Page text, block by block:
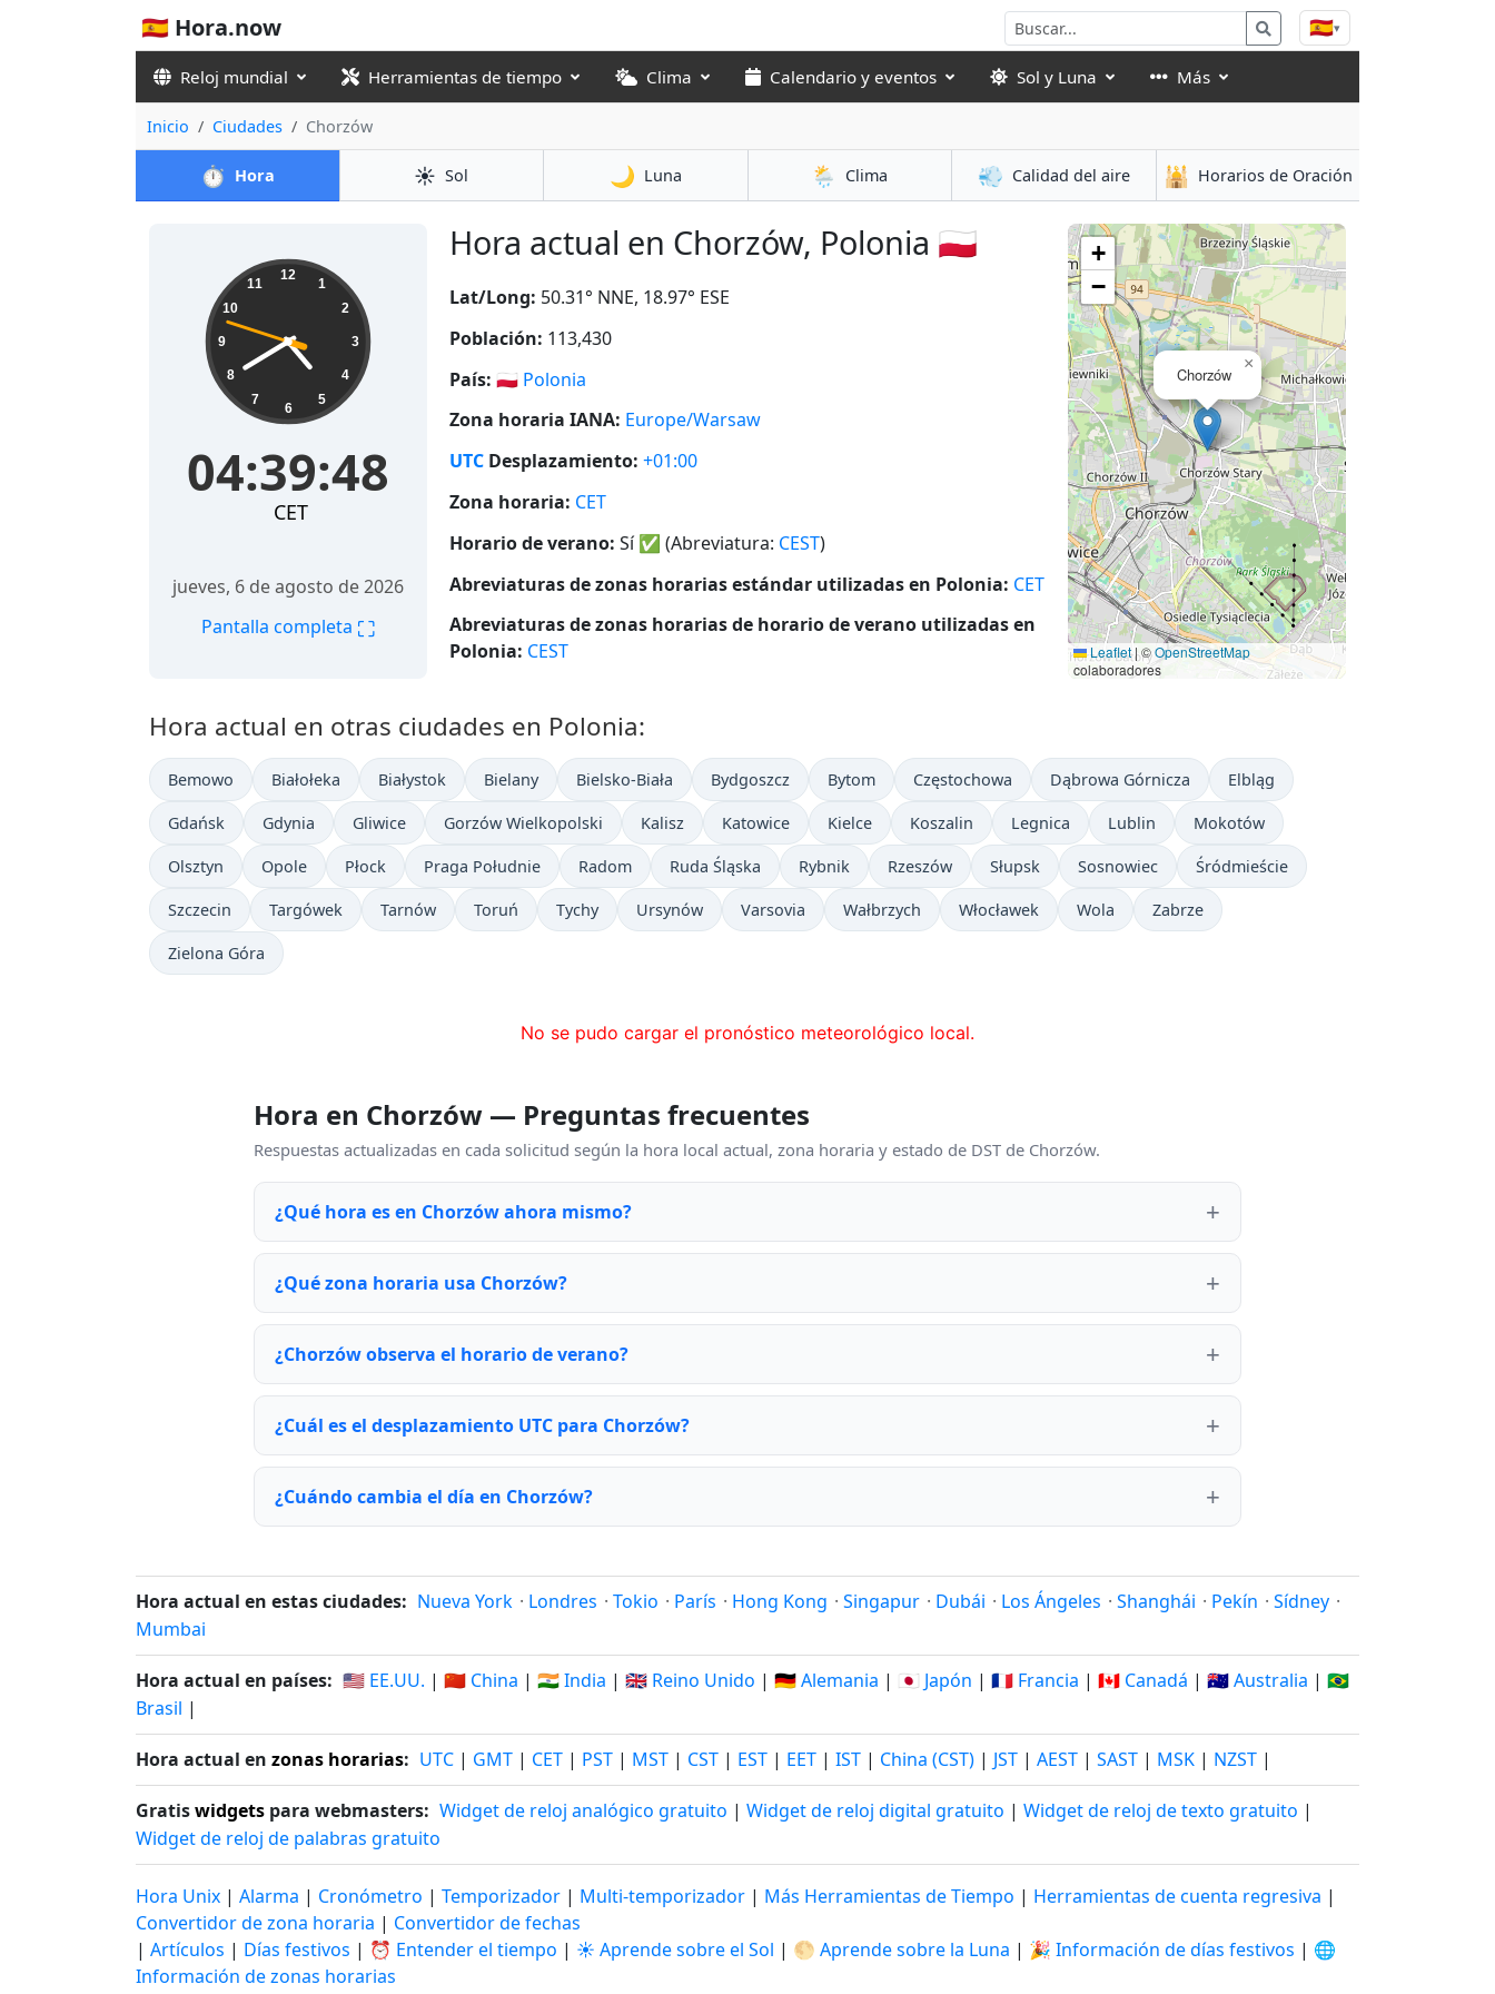
🇪🇸 Hora.now 🇪🇸▾
Reloj mundial Herramientas de tiempo Clima Calendario y eventos Sol y Luna Más
Inicio Ciudades Chorzów
⏱️ Hora ☀️ Sol 🌙 Luna 🌦️ Clima 💨 Calidad del aire 🕌 Horarios de Oración
Hora actual en Chorzów, Polonia 🇵🇱
04:39:49 12
1
2
3
4
5
6
7
8
9
10
11
04:39:49
CET
jueves, 6 de agosto de 2026
Pantalla completa ⛶
Lat/Long: 50.31° NNE, 18.97° ESE
Población: 113,430
País: 🇵🇱 Polonia
Zona horaria IANA: Europe/Warsaw
UTC Desplazamiento: +01:00
Zona horaria: CET
Horario de verano: Sí✅ (Abreviatura: CEST)
Abreviaturas de zonas horarias estándar utilizadas en Polonia: CET
Abreviaturas de zonas horarias de horario de verano utilizadas en
Polonia: CEST
Chorzów
×
+
−
Leaflet |©OpenStreetMap
colaboradores
Hora actual en otras ciudades en Polonia:
Bemowo Białołeka Białystok Bielany Bielsko-Biała Bydgoszcz Bytom Częstochowa Dąbrowa Górnicza Elbląg
Gdańsk Gdynia Gliwice Gorzów Wielkopolski Kalisz Katowice Kielce Koszalin Legnica Lublin Mokotów
Olsztyn Opole Płock Praga Południe Radom Ruda Śląska Rybnik Rzeszów Słupsk Sosnowiec Śródmieście
Szczecin Targówek Tarnów Toruń Tychy Ursynów Varsovia Wałbrzych Włocławek Wola Zabrze
Zielona Góra
No se pudo cargar el pronóstico meteorológico local.
Hora en Chorzów — Preguntas frecuentes
Respuestas actualizadas en cada solicitud según la hora local actual, zona horaria y estado de DST de Chorzów.
¿Qué hora es en Chorzów ahora mismo?
¿Qué zona horaria usa Chorzów?
¿Chorzów observa el horario de verano?
¿Cuál es el desplazamiento UTC para Chorzów?
¿Cuándo cambia el día en Chorzów?
Hora actual en estas ciudades: Nueva York · Londres · Tokio · París · Hong Kong · Singapur · Dubái · Los Ángeles · Shanghái · Pekín · Sídney ·
Mumbai
Hora actual en países: 🇺🇸 EE.UU. | 🇨🇳 China | 🇮🇳 India | 🇬🇧 Reino Unido | 🇩🇪 Alemania | 🇯🇵 Japón | 🇫🇷 Francia | 🇨🇦 Canadá | 🇦🇺 Australia | 🇧🇷
Brasil |
Hora actual en zonas horarias: UTC | GMT | CET | PST | MST | CST | EST | EET | IST | China (CST) | JST | AEST | SAST | MSK | NZST |
Gratiswidgets para webmasters: Widget de reloj analógico gratuito | Widget de reloj digital gratuito | Widget de reloj de texto gratuito |
Widget de reloj de palabras gratuito
Hora Unix | Alarma | Cronómetro | Temporizador | Multi-temporizador | Más Herramientas de Tiempo | Herramientas de cuenta regresiva |
Convertidor de zona horaria | Convertidor de fechas
| Artículos | Días festivos | ⏰ Entender el tiempo | ☀️ Aprende sobre el Sol | 🌕 Aprende sobre la Luna | 🎉 Información de días festivos | 🌐
Información de zonas horarias